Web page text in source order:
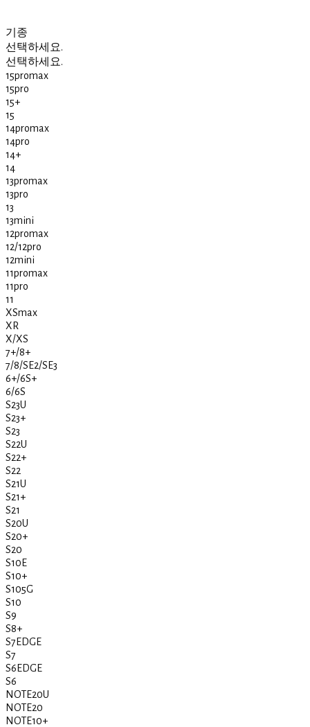
기종
선택하세요.
선택하세요.
15promax
15pro
15+
15
14promax
14pro
14+
14
13promax
13pro
13
13mini
12promax
12/12pro
12mini
11promax
11pro
11
XSmax
XR
X/XS
7+/8+
7/8/SE2/SE3
6+/6S+
6/6S
S23U
S23+
S23
S22U
S22+
S22
S21U
S21+
S21
S20U
S20+
S20
S10E
S10+
S105G
S10
S9
S8+
S7EDGE
S7
S6EDGE
S6
NOTE20U
NOTE20
NOTE10+